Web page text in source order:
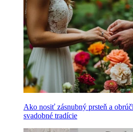
Ako nosiť zásnubný prsteň a
svadobné tradície